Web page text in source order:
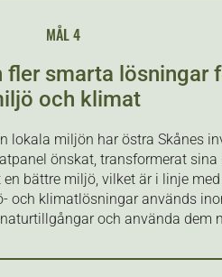
MÅL 4
fler smarta lösningar
och klimat
lokala miljön har östra Skånes
önskat, transformerat sina
bättre miljö, vilket är i linje
och klimatlösningar används
och använda dem